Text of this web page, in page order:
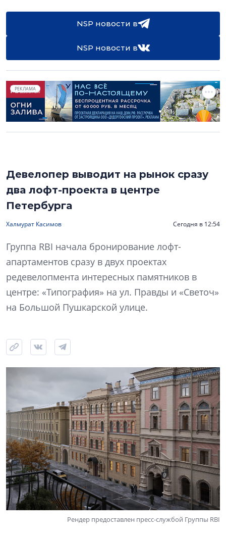
NSP новости в
NSP новости в
РЕКЛАМА
Девелопер выводит на рынок сразу
два лофт-проекта в центре
Петербурга
Халмурат Касимов Сегодня в 12:54
Группа RBI начала бронирование лофт-
апартаментов сразу в двух проектах
редевелопмента интересных памятников в
центре: «Типография» на ул. Правды и «Светоч»
на Большой Пушкарской улице.
Рендер предоставлен пресс-службой Группы RBI